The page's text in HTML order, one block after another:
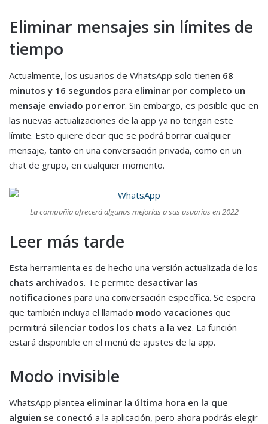
Eliminar mensajes sin límites de
tiempo
Actualmente, los usuarios de WhatsApp solo tienen 68
minutos y 16 segundos para eliminar por completo un
mensaje enviado por error. Sin embargo, es posible que en
las nuevas actualizaciones de la app ya no tengan este
límite. Esto quiere decir que se podrá borrar cualquier
mensaje, tanto en una conversación privada, como en un
chat de grupo, en cualquier momento.
La compañía ofrecerá algunas mejorías a sus usuarios en 2022
Leer más tarde
Esta herramienta es de hecho una versión actualizada de los
chats archivados. Te permite desactivar las
notificaciones para una conversación específica. Se espera
que también incluya el llamado modo vacaciones que
permitirá silenciar todos los chats a la vez. La función
estará disponible en el menú de ajustes de la app.
Modo invisible
WhatsApp plantea eliminar la última hora en la que
alguien se conectó a la aplicación, pero ahora podrás elegir